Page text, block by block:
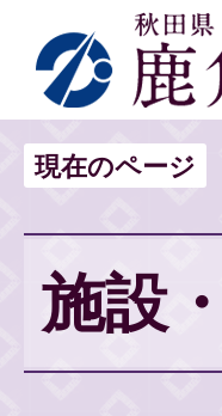
現在のページ
施設